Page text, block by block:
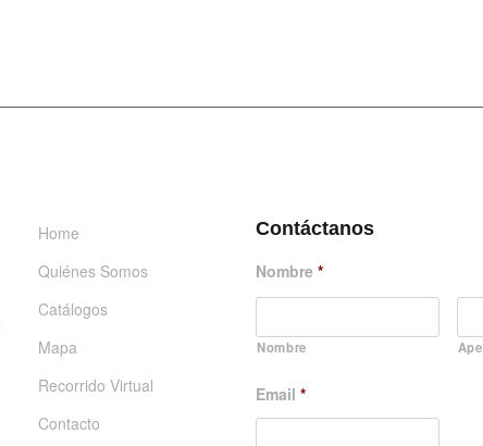
Home
Quiénes Somos
Catálogos
Mapa
Recorrido Virtual
Contacto
Contáctanos
Nombre *
Nombre
Email *